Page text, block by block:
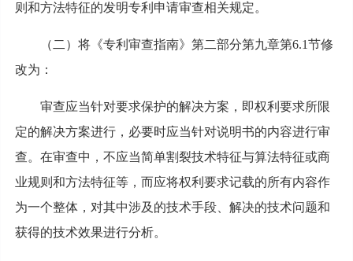
则和方法特征的发明专利申请审查相关规定。
（二）将《专利审查指南》第二部分第九章第6.1节修
改为：
审查应当针对要求保护的解决方案，即权利要求所限
定的解决方案进行，必要时应当针对说明书的内容进行审
查。在审查中，不应当简单割裂技术特征与算法特征或商
业规则和方法特征等，而应将权利要求记载的所有内容作
为一个整体，对其中涉及的技术手段、解决的技术问题和
获得的技术效果进行分析。